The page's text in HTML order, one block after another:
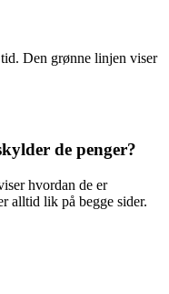
Den grønne linjen viser
de penger?
hvordan de er
alltid lik på begge sider.